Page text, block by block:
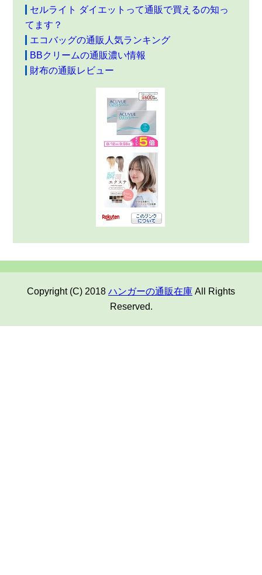
セルライト ダイエットって通販で買えるの知っ
てます？
エコバッグの通販人気ランキング
BBクリームの通販濃い情報
財布の通販レビュー
Copyright (C) 2018 ハンガーの通販在庫 All Rights
Reserved.